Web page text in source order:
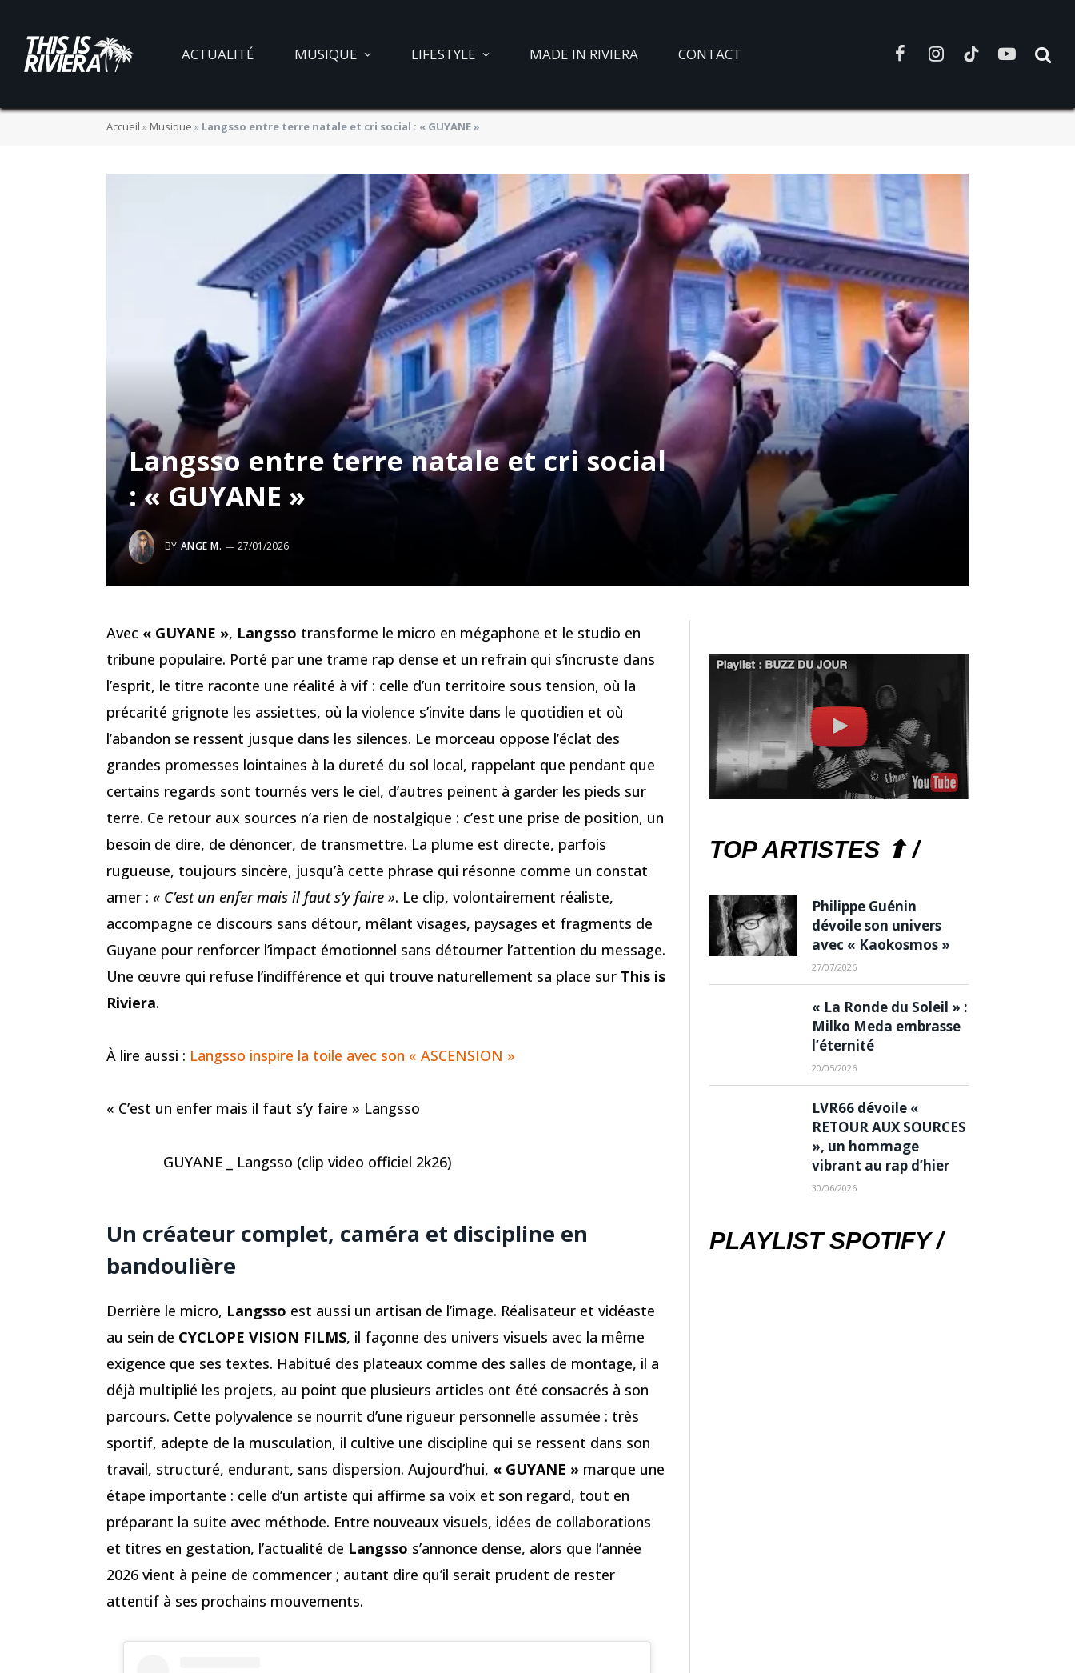
ACTUALITÉ MUSIQUE LIFESTYLE MADE IN RIVIERA CONTACT FacebookInstagramTikTokYouTube
Accueil » Musique » Langsso entre terre natale et cri social : « GUYANE »
Langsso entre terre natale et cri social
: « GUYANE »
BY ANGE M. 27/01/2026
Avec « GUYANE », Langsso transforme le micro en mégaphone et le studio en
tribune populaire. Porté par une trame rap dense et un refrain qui s’incruste dans
l’esprit, le titre raconte une réalité à vif : celle d’un territoire sous tension, où la
précarité grignote les assiettes, où la violence s’invite dans le quotidien et où
l’abandon se ressent jusque dans les silences. Le morceau oppose l’éclat des
grandes promesses lointaines à la dureté du sol local, rappelant que pendant que
certains regards sont tournés vers le ciel, d’autres peinent à garder les pieds sur
terre. Ce retour aux sources n’a rien de nostalgique : c’est une prise de position, un
besoin de dire, de dénoncer, de transmettre. La plume est directe, parfois
rugueuse, toujours sincère, jusqu’à cette phrase qui résonne comme un constat
amer : « C’est un enfer mais il faut s’y faire ». Le clip, volontairement réaliste,
accompagne ce discours sans détour, mêlant visages, paysages et fragments de
Guyane pour renforcer l’impact émotionnel sans détourner l’attention du message.
Une œuvre qui refuse l’indifférence et qui trouve naturellement sa place sur This is
Riviera.
À lire aussi : Langsso inspire la toile avec son « ASCENSION »
« C’est un enfer mais il faut s’y faire » Langsso
GUYANE _ Langsso (clip video officiel 2k26)
Un créateur complet, caméra et discipline en
bandoulière
Derrière le micro, Langsso est aussi un artisan de l’image. Réalisateur et vidéaste
au sein de CYCLOPE VISION FILMS, il façonne des univers visuels avec la même
exigence que ses textes. Habitué des plateaux comme des salles de montage, il a
déjà multiplié les projets, au point que plusieurs articles ont été consacrés à son
parcours. Cette polyvalence se nourrit d’une rigueur personnelle assumée : très
sportif, adepte de la musculation, il cultive une discipline qui se ressent dans son
travail, structuré, endurant, sans dispersion. Aujourd’hui, « GUYANE » marque une
étape importante : celle d’un artiste qui affirme sa voix et son regard, tout en
préparant la suite avec méthode. Entre nouveaux visuels, idées de collaborations
et titres en gestation, l’actualité de Langsso s’annonce dense, alors que l’année
2026 vient à peine de commencer ; autant dire qu’il serait prudent de rester
attentif à ses prochains mouvements.
TOP ARTISTES ⬆ /
Philippe Guénin
dévoile son univers
avec « Kaokosmos »
27/07/2026
« La Ronde du Soleil » :
Milko Meda embrasse
l’éternité
20/05/2026
LVR66 dévoile «
RETOUR AUX SOURCES
», un hommage
vibrant au rap d’hier
30/06/2026
PLAYLIST SPOTIFY /